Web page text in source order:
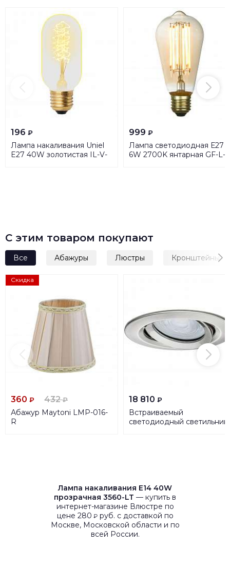
196 ₽
Лампа накаливания Uniel
E27 40W золотистая IL-V-
999 ₽
Лампа светодиодная Е27
6W 2700K янтарная GF-L-
С этим товаром покупают
Все Абажуры Люстры Кронштейны
Скидка
360 ₽ 432₽
Абажур Maytoni LMP-016-
R
18 810 ₽
Встраиваемый
светодиодный светильник
Лампа накаливания E14 40W
прозрачная 3560-LT — купить в
интернет-магазине Влюстре по
цене 280 ₽руб. с доставкой по
Москве, Московской области и по
всей России.